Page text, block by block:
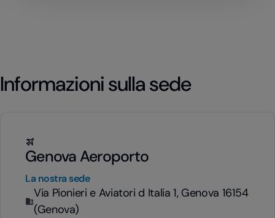
Informazioni sulla sede
Genova Aeroporto
La nostra sede
Via Pionieri e Aviatori d Italia 1, Genova 16154
(Genova)